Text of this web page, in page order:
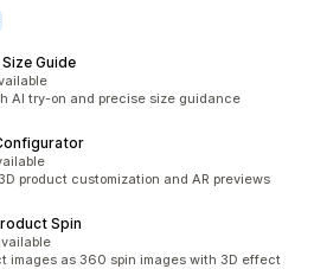
Guide
11
AI try-on and precise size guidance
6
product customization and AR previews
Spin
25
images as 360 spin images with 3D effect